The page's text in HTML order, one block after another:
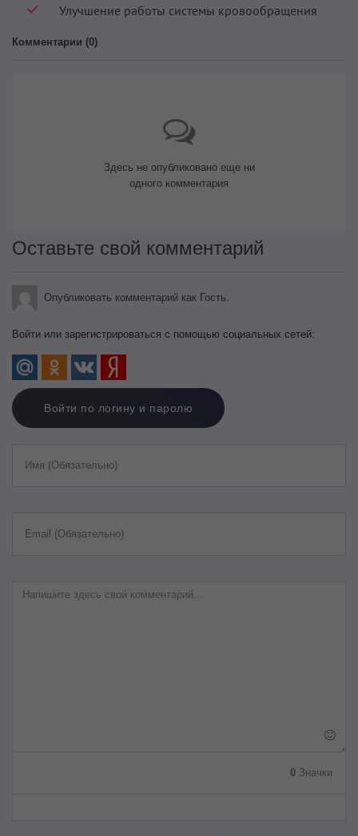
Улучшение работы системы кровообращения
Комментарии (0)
Здесь не опубликовано еще ни
одного комментария
Оставьте свой комментарий
Опубликовать комментарий как Гость.
Войти или зарегистрироваться с помощью социальных сетей:
Войти по логину и паролю
Имя (Обязательно)
Email (Обязательно)
0 Значки